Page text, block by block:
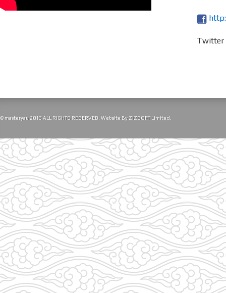
© masteryau 2013 ALL RIGHTS RESERVED. Website By ZIZSOFT Limited